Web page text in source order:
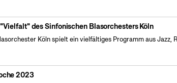
des Sinfonischen Blasorchesters Köln
Köln spielt ein vielfältiges Programm aus Jazz,
2023